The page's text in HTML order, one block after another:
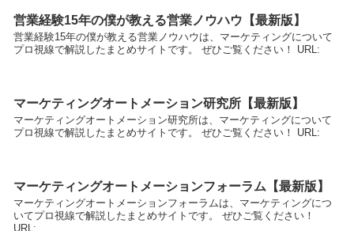
営業経験15年の僕が教える営業ノウハウ【最新版】
営業経験15年の僕が教える営業ノウハウは、マーケティングについて
プロ視線で解説したまとめサイトです。 ぜひご覧ください！ URL:
マーケティングオートメーション研究所【最新版】
マーケティングオートメーション研究所は、マーケティングについて
プロ視線で解説したまとめサイトです。 ぜひご覧ください！ URL:
マーケティングオートメーションフォーラム【最新版】
マーケティングオートメーションフォーラムは、マーケティングにつ
いてプロ視線で解説したまとめサイトです。 ぜひご覧ください！
URL: